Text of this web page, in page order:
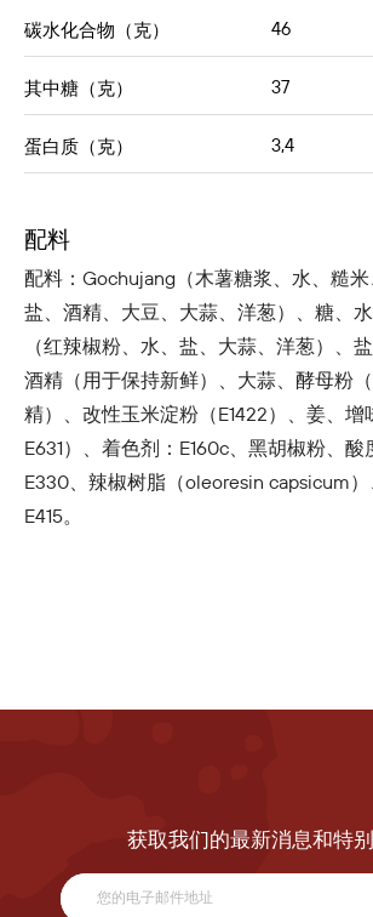
碳水化合物（克） 46
其中糖（克） 37
蛋白质（克） 3,4
配料
配料：Gochujang（木薯糖浆、水、糙米
盐、酒精、大豆、大蒜、洋葱）、糖、
（红辣椒粉、水、盐、大蒜、洋葱）、
酒精（用于保持新鲜）、大蒜、酵母粉
精）、改性玉米淀粉（E1422）、姜、增
E631）、着色剂：E160c、黑胡椒粉、酸
E330、辣椒树脂（oleoresin capsicum）
E415。
获取我们的最新消息和特